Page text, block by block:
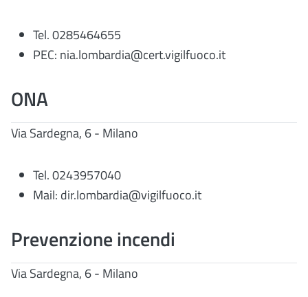
Tel. 0285464655
PEC: nia.lombardia@cert.vigilfuoco.it
ONA
Via Sardegna, 6 - Milano
Tel. 0243957040
Mail: dir.lombardia@vigilfuoco.it
Prevenzione incendi
Via Sardegna, 6 - Milano